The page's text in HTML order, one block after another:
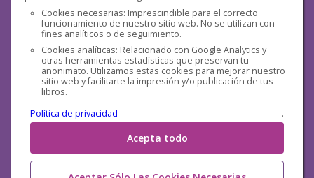
Cookies necesarias: Imprescindible para el correcto
funcionamiento de nuestro sitio web. No se utilizan con
fines analíticos o de seguimiento.
Cookies analíticas: Relacionado con Google Analytics y
otras herramientas estadísticas que preservan tu
anonimato. Utilizamos estas cookies para mejorar nuestro
sitio web y facilitarte la impresión y/o publicación de tus
libros.
Política de privacidad
.
Acepta todo
Redes sociales